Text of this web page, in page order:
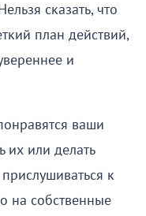
сказать, что
план действий,
и
ваши
их или делать
к
на собственные